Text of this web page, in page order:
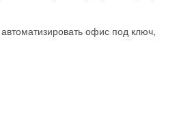
офис под ключ,